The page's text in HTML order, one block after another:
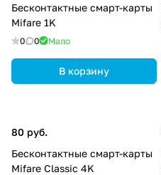
Бесконтактные смарт-карты
Mifare 1K
0 0 Мало
В корзину
80 руб.
Бесконтактные смарт-карты
Mifare Classic 4K